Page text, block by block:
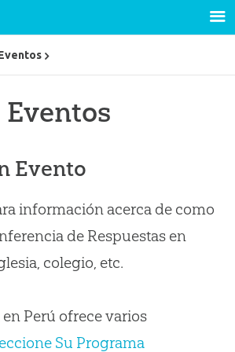
Eventos
Evento
información acerca de como
de Respuestas en
colegio, etc.
Perú ofrece varios
Su Programa